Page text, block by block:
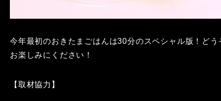
今年最初のおきたまごはんは30分のスペシャル版！どう
お楽しみにください！
【取材協力】